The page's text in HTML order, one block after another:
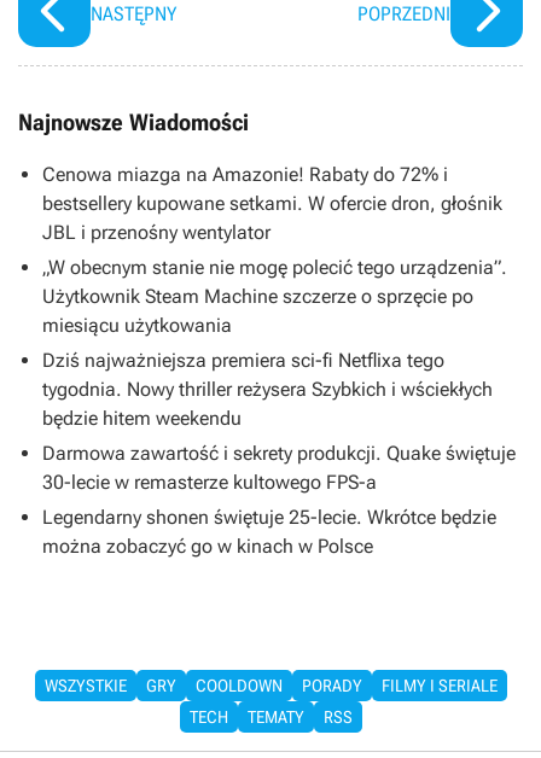
NASTĘPNY POPRZEDNI
Najnowsze Wiadomości
Cenowa miazga na Amazonie! Rabaty do 72% i
bestsellery kupowane setkami. W ofercie dron, głośnik
JBL i przenośny wentylator
„W obecnym stanie nie mogę polecić tego urządzenia”.
Użytkownik Steam Machine szczerze o sprzęcie po
miesiącu użytkowania
Dziś najważniejsza premiera sci-fi Netflixa tego
tygodnia. Nowy thriller reżysera Szybkich i wściekłych
będzie hitem weekendu
Darmowa zawartość i sekrety produkcji. Quake świętuje
30-lecie w remasterze kultowego FPS-a
Legendarny shonen świętuje 25-lecie. Wkrótce będzie
można zobaczyć go w kinach w Polsce
WSZYSTKIE GRY COOLDOWN PORADY
FILMY I SERIALE
TECH
TEMATY RSS